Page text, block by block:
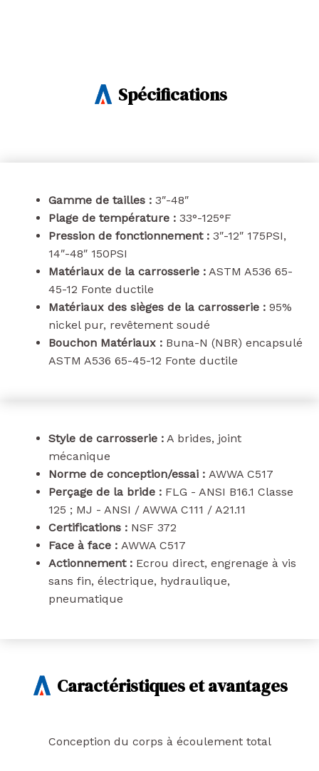
Spécifications
Gamme de tailles : 3″-48″
Plage de température : 33°-125°F
Pression de fonctionnement : 3″-12″ 175PSI,
14″-48″ 150PSI
Matériaux de la carrosserie : ASTM A536 65-
45-12 Fonte ductile
Matériaux des sièges de la carrosserie : 95%
nickel pur, revêtement soudé
Bouchon Matériaux : Buna-N (NBR) encapsulé
ASTM A536 65-45-12 Fonte ductile
Style de carrosserie : A brides, joint
mécanique
Norme de conception/essai : AWWA C517
Perçage de la bride : FLG - ANSI B16.1 Classe
125 ; MJ - ANSI / AWWA C111 / A21.11
Certifications : NSF 372
Face à face : AWWA C517
Actionnement : Ecrou direct, engrenage à vis
sans fin, électrique, hydraulique,
pneumatique
Caractéristiques et avantages
Conception du corps à écoulement total